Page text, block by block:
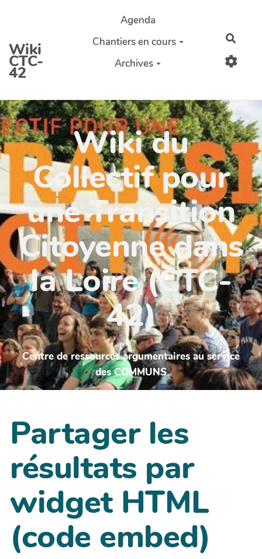
Aller au contenu principal
Wiki
CTC-
42
Agenda
Chantiers en cours
Archives
Wiki du
Collectif pour
une Transition
Citoyenne dans
la Loire (CTC-
42)
Centre de ressources argumentaires au service
des COMMUNS
Partager les
résultats par
widget HTML
(code embed)